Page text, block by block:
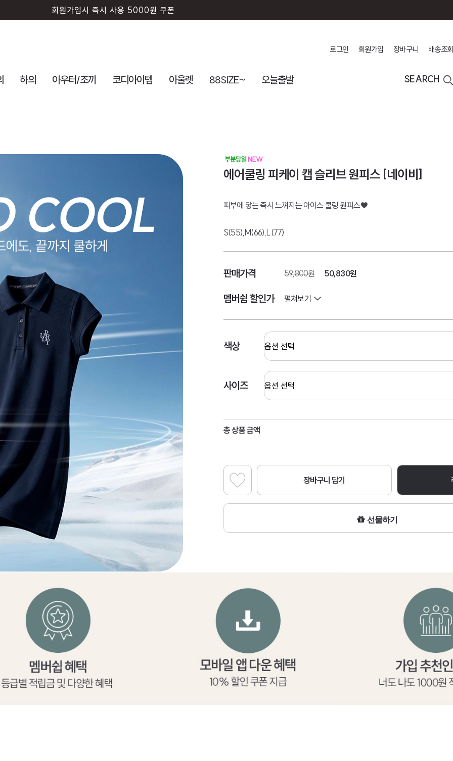
회원가입시 즉시 사용 5000원 쿠폰
로그인 회원가입 장바구니 배송조회
하의 아우터/조끼 코디아이템 아울렛 88SIZE~ 오늘출발 SEARCH
에어쿨링 피케이 캡 슬리브 원피스 [네이비]
피부에 닿는 즉시 느껴지는 아이스 쿨링 원피스♥
S(55),M(66),L(77)
판매가격 59,800원 50,830원
멤버쉽 할인가 펼쳐보기
색상
사이즈
총 상품 금액
장바구니 담기
선물하기